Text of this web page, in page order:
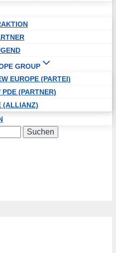
GROUP
EUROPE (PARTEI)
PDE (PARTNER)
(ALLIANZ)